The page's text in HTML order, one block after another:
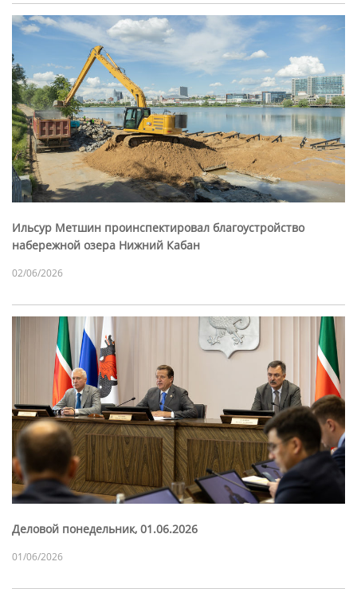
Ильсур Метшин проинспектировал благоустройство
набережной озера Нижний Кабан
02/06/2026
Деловой понедельник, 01.06.2026
01/06/2026